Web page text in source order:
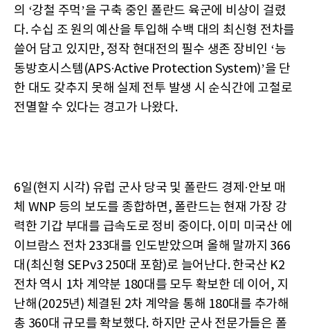
의 ‘강철 주먹’을 구축 중인 폴란드 육군에 비상이 걸렸
다. 수십 조 원의 예산을 투입해 수백 대의 최신형 전차를
쓸어 담고 있지만, 정작 현대전의 필수 생존 장비인 ‘능
동방호시스템(APS·Active Protection System)’을 단
한 대도 갖추지 못해 실제 전투 발생 시 순식간에 고철로
전멸할 수 있다는 경고가 나왔다.
6일(현지 시각) 유럽 군사 당국 및 폴란드 경제·안보 매
체 WNP 등의 보도를 종합하면, 폴란드는 현재 가장 강
력한 기갑 부대를 급속도로 정비 중이다. 이미 미국산 에
이브람스 전차 233대를 인도받았으며 올해 말까지 366
대(최신형 SEPv3 250대 포함)로 늘어난다. 한국산 K2
전차 역시 1차 계약분 180대를 모두 확보한 데 이어, 지
난해(2025년) 체결된 2차 계약을 통해 180대를 추가해
총 360대 규모를 확보했다. 하지만 군사 전문가들은 폴